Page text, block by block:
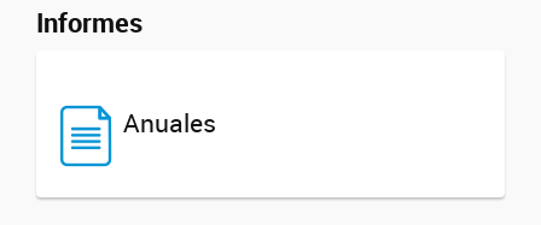
Informes
Anuales